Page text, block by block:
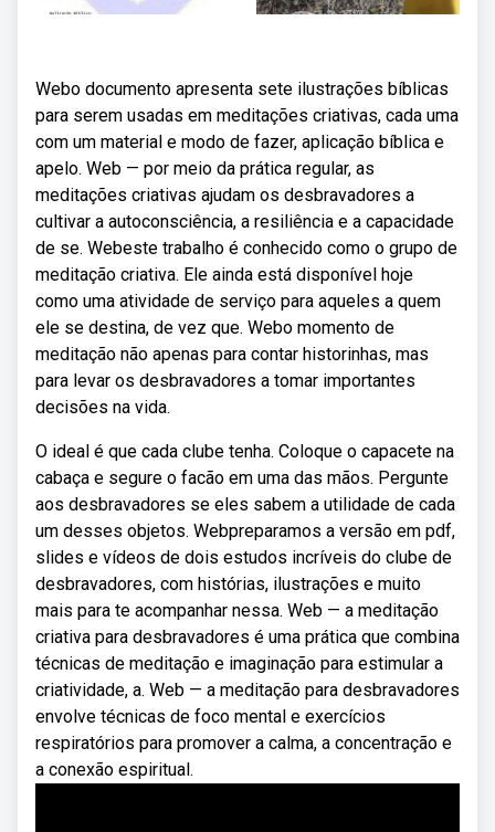
Webo documento apresenta sete ilustrações bíblicas
para serem usadas em meditações criativas, cada uma
com um material e modo de fazer, aplicação bíblica e
apelo. Web — por meio da prática regular, as
meditações criativas ajudam os desbravadores a
cultivar a autoconsciência, a resiliência e a capacidade
de se. Webeste trabalho é conhecido como o grupo de
meditação criativa. Ele ainda está disponível hoje
como uma atividade de serviço para aqueles a quem
ele se destina, de vez que. Webo momento de
meditação não apenas para contar historinhas, mas
para levar os desbravadores a tomar importantes
decisões na vida.
O ideal é que cada clube tenha. Coloque o capacete na
cabaça e segure o facão em uma das mãos. Pergunte
aos desbravadores se eles sabem a utilidade de cada
um desses objetos. Webpreparamos a versão em pdf,
slides e vídeos de dois estudos incríveis do clube de
desbravadores, com histórias, ilustrações e muito
mais para te acompanhar nessa. Web — a meditação
criativa para desbravadores é uma prática que combina
técnicas de meditação e imaginação para estimular a
criatividade, a. Web — a meditação para desbravadores
envolve técnicas de foco mental e exercícios
respiratórios para promover a calma, a concentração e
a conexão espiritual.